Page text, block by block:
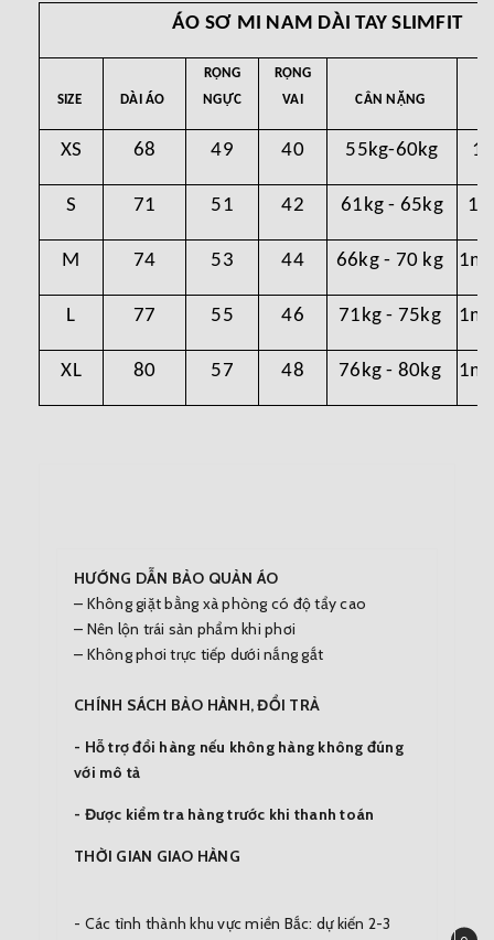
ÁO SƠ MI NAM DÀI TAY SLIMFIT
SIZE DÀI ÁO
RỘNG
NGỰC
RỘNG
VAI
CÂN NẶNG
XS 68 49 40 55kg-60kg
S 71 51 42 61kg - 65kg
M 74 53 44 66kg - 70 kg
L 77 55 46 71kg - 75kg
XL 80 57 48 76kg - 80kg
HƯỚNG DẪN BẢO QUẢN ÁO
– Không giặt bằng xà phòng có độ tẩy cao
– Nên lộn trái sản phẩm khi phơi
– Không phơi trực tiếp dưới nắng gắt
CHÍNH SÁCH BẢO HÀNH, ĐỔI TRẢ
- Hỗ trợ đổi hàng nếu không hàng không đúng
với mô tả
- Được kiểm tra hàng trước khi thanh toán
THỜI GIAN GIAO HÀNG
- Các tỉnh thành khu vực miền Bắc: dự kiến 2-3